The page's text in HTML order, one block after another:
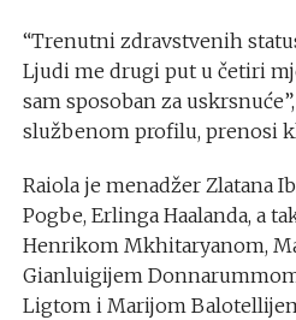
“Trenutni zdravstvenih
Ljudi me drugi put u četiri
sam sposoban za
službenom profilu, prenosi
Raiola je menadžer Zlatana
Pogbe, Erlinga Haalanda, a
Henrikom Mkhitaryanom,
Gianluigijem
Ligtom i Marijom